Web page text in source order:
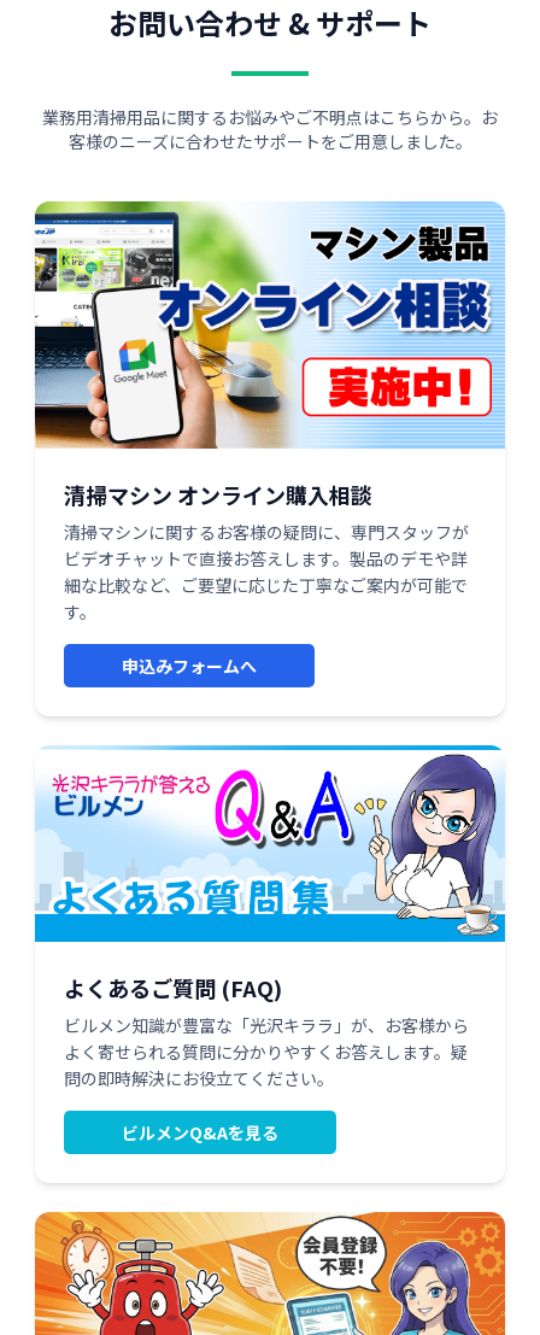
お問い合わせ & サポート
業務用清掃用品に関するお悩みやご不明点はこちらから。お
客様のニーズに合わせたサポートをご用意しました。
清掃マシン オンライン購入相談
清掃マシンに関するお客様の疑問に、専門スタッフが
ビデオチャットで直接お答えします。製品のデモや詳
細な比較など、ご要望に応じた丁寧なご案内が可能で
す。
申込みフォームへ
よくあるご質問 (FAQ)
ビルメン知識が豊富な「光沢キララ」が、お客様から
よく寄せられる質問に分かりやすくお答えします。疑
問の即時解決にお役立てください。
ビルメンQ&Aを見る